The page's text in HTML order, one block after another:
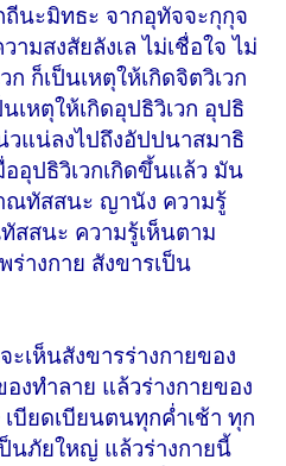
นะมิทธะ จากอุทัจจะกุกุจ
ามสงสัยลังเล ไม่เชื่อใจ ไม่
ก ก็เป็นเหตุให้เกิดจิตวิเวก
เหตุให้เกิดอุปธิวิเวก อุปธิ
แน่ลงไปถึงอัปปนาสมาธิ
อุปธิวิเวกเกิดขึ้นแล้ว มัน
ณทัสสนะ ญานัง ความรู้
สนะ ความรู้เห็นตาม
ร่างกาย สังขารเป็น
ะเห็นสังขารร่างกายของ
งทำลาย แล้วร่างกายของ
บียดเบียนตนทุกค่ำเช้า ทุก
นภัยใหญ่ แล้วร่างกายนี้